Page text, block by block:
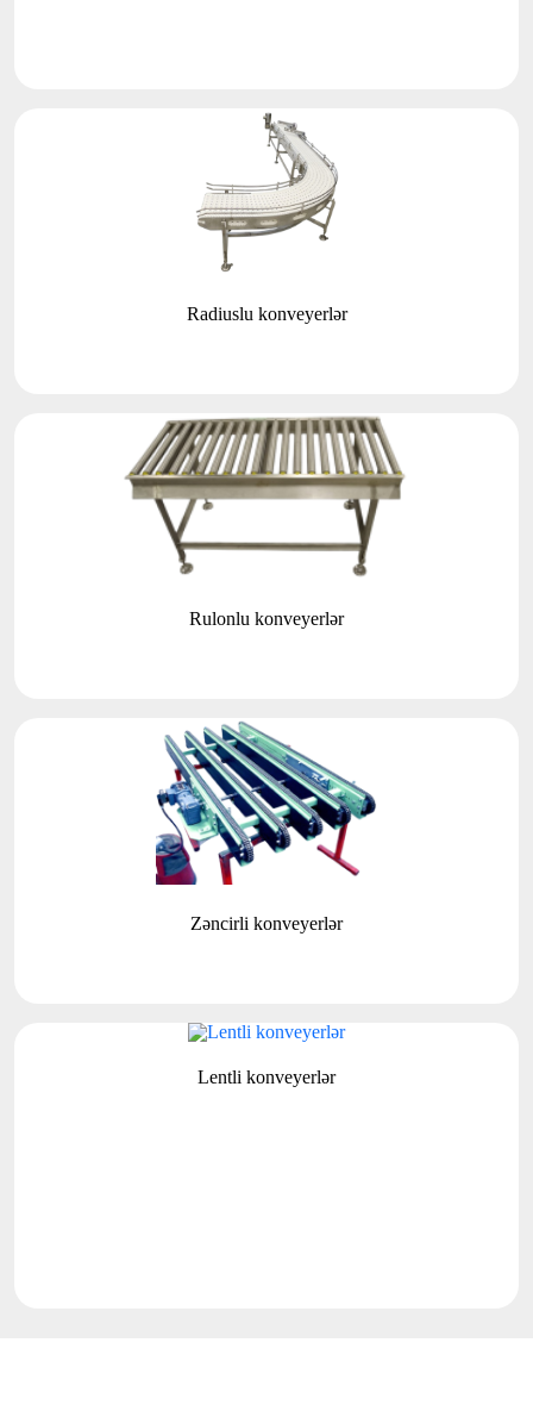
Radiuslu konveyerlər
Rulonlu konveyerlər
Zəncirli konveyerlər
Lentli konveyerlər